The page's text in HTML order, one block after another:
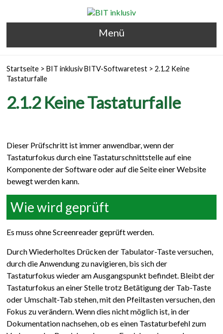
Menü
Startseite >BIT inklusiv BITV-Softwaretest >2.1.2 Keine
Tastaturfalle
2.1.2 Keine Tastaturfalle
Dieser Prüfschritt ist immer anwendbar, wenn der
Tastaturfokus durch eine Tastaturschnittstelle auf eine
Komponente der Software oder auf die Seite einer Website
bewegt werden kann.
Wie wird geprüft
Es muss ohne Screenreader geprüft werden.
Durch Wiederholtes Drücken der Tabulator-Taste versuchen,
durch die Anwendung zu navigieren, bis sich der
Tastaturfokus wieder am Ausgangspunkt befindet. Bleibt der
Tastaturfokus an einer Stelle trotz Betätigung der Tab-Taste
oder Umschalt-Tab stehen, mit den Pfeiltasten versuchen, den
Fokus zu verändern. Wenn dies nicht möglich ist, in der
Dokumentation nachsehen, ob es einen Tastaturbefehl zum